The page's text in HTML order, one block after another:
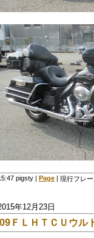
pigsty | Page | 現行フレ
年12月23日
09ＦＬＨＴＣＵウ